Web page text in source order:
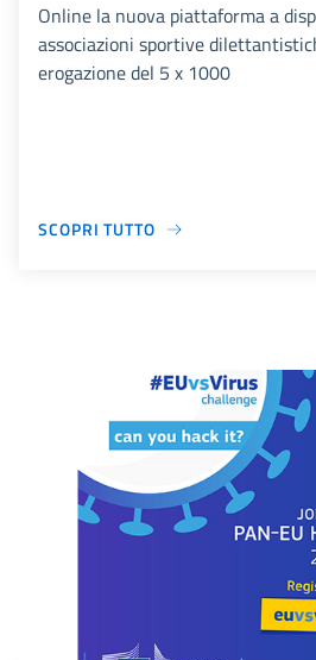
Online la nuova piattaforma a
associazioni sportive
erogazione del 5 x 1000
SCOPRI TUTTO